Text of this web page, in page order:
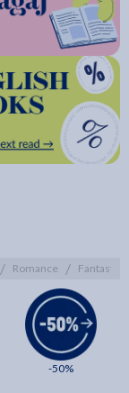
/ Romance / Fantasy
-50%